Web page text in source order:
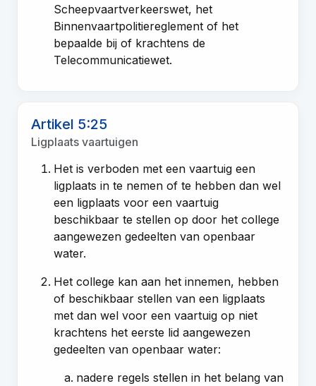
Scheepvaartverkeerswet, het
Binnenvaartpolitiereglement of het
bepaalde bij of krachtens de
Telecommunicatiewet.
Artikel 5:25
Ligplaats vaartuigen
Het is verboden met een vaartuig een
ligplaats in te nemen of te hebben dan wel
een ligplaats voor een vaartuig
beschikbaar te stellen op door het college
aangewezen gedeelten van openbaar
water.
Het college kan aan het innemen, hebben
of beschikbaar stellen van een ligplaats
met dan wel voor een vaartuig op niet
krachtens het eerste lid aangewezen
gedeelten van openbaar water:
nadere regels stellen in het belang van